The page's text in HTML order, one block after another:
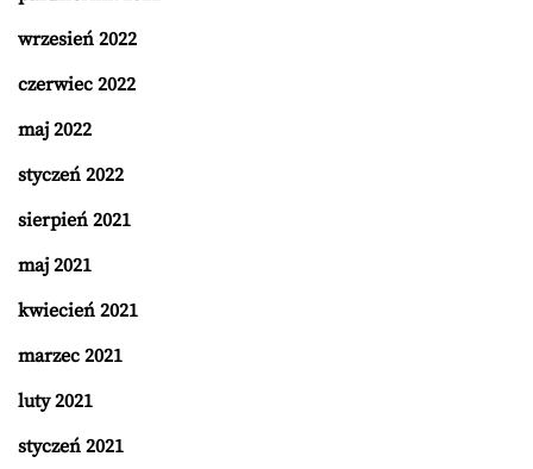
wrzesień 2022
czerwiec 2022
maj 2022
styczeń 2022
sierpień 2021
maj 2021
kwiecień 2021
marzec 2021
luty 2021
styczeń 2021